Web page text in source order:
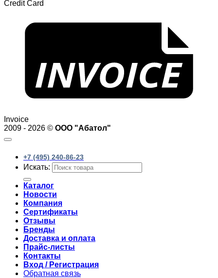
Credit Card
Invoice
2009 - 2026 © ООО "Абатол"
+7 (495) 240-86-23
Искать:
Каталог
Новости
Компания
Сертификаты
Отзывы
Бренды
Доставка и оплата
Прайс-листы
Контакты
Вход / Регистрация
Обратная связь